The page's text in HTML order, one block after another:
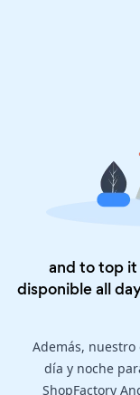
and to top it
disponible all
Además,
día y noche
ShopFactory